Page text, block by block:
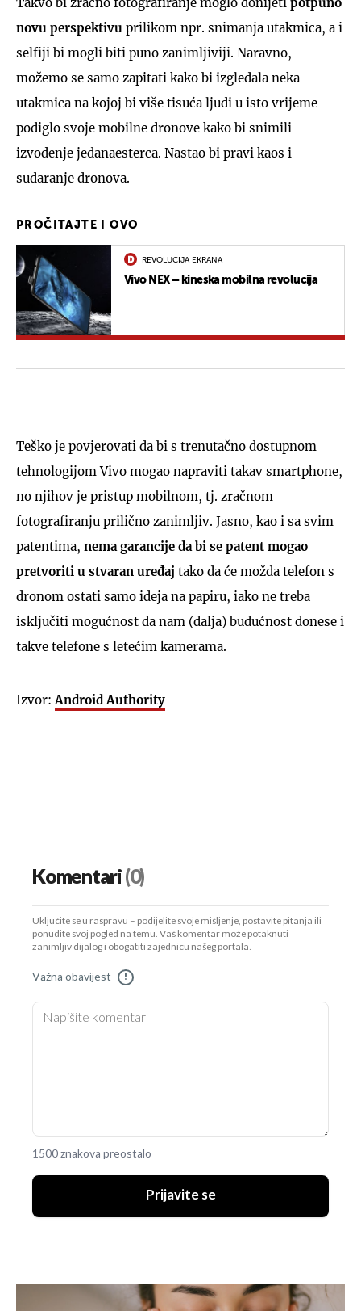
novu perspektivu prilikom npr. snimanja utakmica, a i
selfiji bi mogli biti puno zanimljiviji. Naravno,
možemo se samo zapitati kako bi izgledala neka
utakmica na kojoj bi više tisuća ljudi u isto vrijeme
podiglo svoje mobilne dronove kako bi snimili
izvođenje jedanaesterca. Nastao bi pravi kaos i
sudaranje dronova.
PROČITAJTE I OVO
REVOLUCIJA EKRANA
Vivo NEX – kineska mobilna revolucija
Teško je povjerovati da bi s trenutačno dostupnom
tehnologijom Vivo mogao napraviti takav smartphone,
no njihov je pristup mobilnom, tj. zračnom
fotografiranju prilično zanimljiv. Jasno, kao i sa svim
patentima, nema garancije da bi se patent mogao
pretvoriti u stvaran uređaj tako da će možda telefon s
dronom ostati samo ideja na papiru, iako ne treba
isključiti mogućnost da nam (dalja) budućnost donese i
takve telefone s letećim kamerama.
Izvor: Android Authority
Komentari(0)
Uključite se u raspravu – podijelite svoje mišljenje, postavite pitanja ili
ponudite svoj pogled na temu. Vaš komentar može potaknuti
zanimljiv dijalog i obogatiti zajednicu našeg portala.
Važna obavijest !
1500 znakova preostalo
Prijavite se